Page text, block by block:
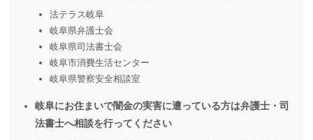
法テラス岐阜
岐阜県弁護士会
岐阜県司法書士会
岐阜市消費生活センター
岐阜県警察安全相談室
岐阜にお住まいで闇金の実害に遭っている方は弁護士・司
法書士へ相談を行ってください